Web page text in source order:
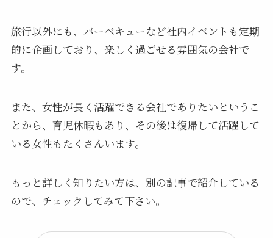
旅行以外にも、バーベキューなど社内イベントも定期
的に企画しており、楽しく過ごせる雰囲気の会社で
す。
また、女性が長く活躍できる会社でありたいというこ
とから、育児休暇もあり、その後は復帰して活躍して
いる女性もたくさんいます。
もっと詳しく知りたい方は、別の記事で紹介している
ので、チェックしてみて下さい。